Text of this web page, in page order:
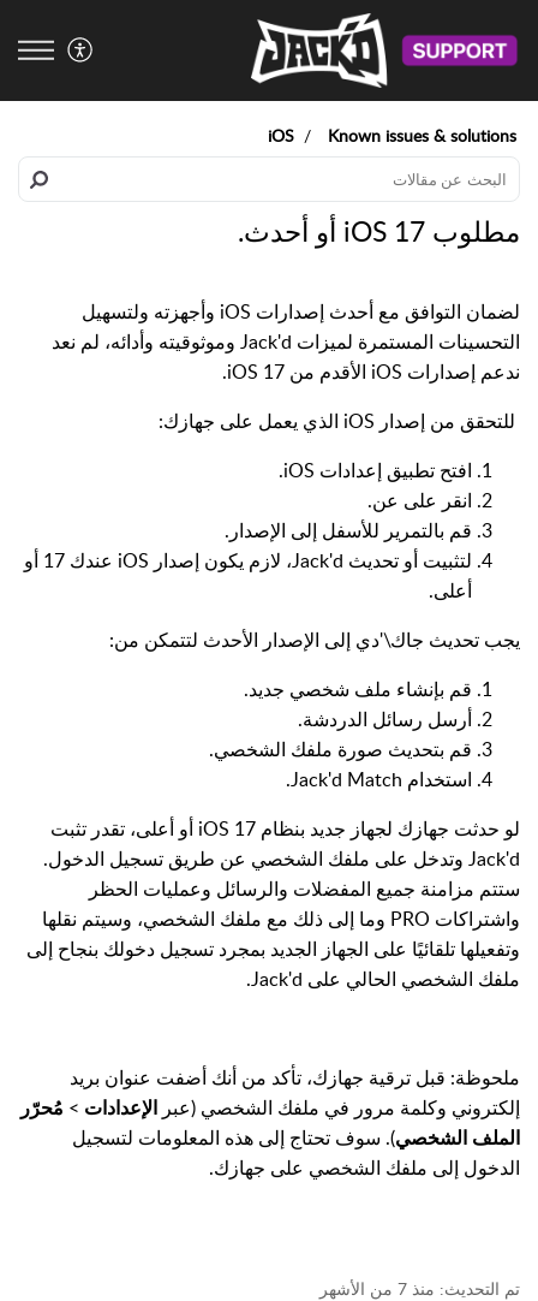
Known issues & solutions
iOS
مطلوب iOS 17 أو أحدث.
لضمان التوافق مع أحدث إصدارات iOS وأجهزته ولتسهيل
التحسينات المستمرة لميزات Jack'd وموثوقيته وأدائه، لم نعد
ندعم إصدارات iOS الأقدم من iOS 17.
للتحقق من إصدار iOS الذي يعمل على جهازك:
افتح تطبيق إعدادات iOS.
انقر على عن.
قم بالتمرير للأسفل إلى الإصدار.
لتثبيت أو تحديث Jack'd، لازم يكون إصدار iOS عندك 17 أو
أعلى.
يجب تحديث جاك\'دي إلى الإصدار الأحدث لتتمكن من:
قم بإنشاء ملف شخصي جديد.
أرسل رسائل الدردشة.
قم بتحديث صورة ملفك الشخصي.
استخدام Jack'd Match.
لو حدثت جهازك لجهاز جديد بنظام iOS 17 أو أعلى، تقدر تثبت
Jack'd وتدخل على ملفك الشخصي عن طريق تسجيل الدخول.
ستتم مزامنة جميع المفضلات والرسائل وعمليات الحظر
واشتراكات PRO وما إلى ذلك مع ملفك الشخصي، وسيتم نقلها
وتفعيلها تلقائيًا على الجهاز الجديد بمجرد تسجيل دخولك بنجاح إلى
ملفك الشخصي الحالي على Jack'd.
ملحوظة: قبل ترقية جهازك، تأكد من أنك أضفت عنوان بريد
إلكتروني وكلمة مرور في ملفك الشخصي (عبر الإعدادات > مُحرّر
الملف الشخصي). سوف تحتاج إلى هذه المعلومات لتسجيل
الدخول إلى ملفك الشخصي على جهازك.
منذ 7 من الأشهر